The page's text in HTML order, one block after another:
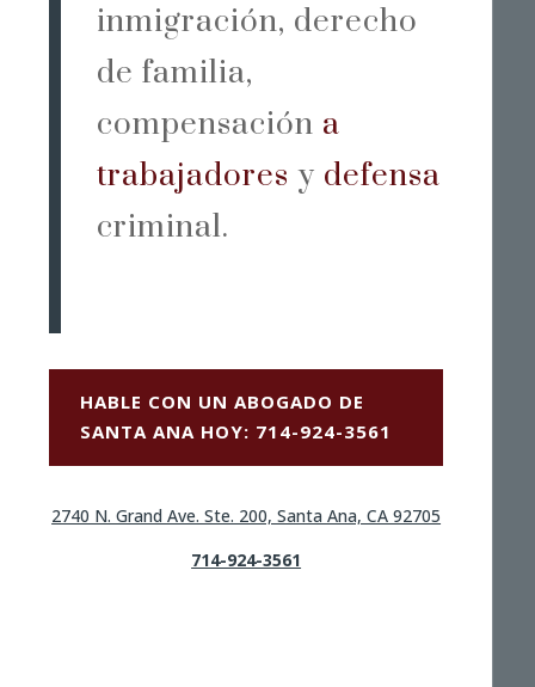
inmigración, derecho
de familia,
compensación a
trabajadores y defensa
criminal.
HABLE CON UN ABOGADO DE
SANTA ANA HOY: 714-924-3561
2740 N. Grand Ave. Ste. 200, Santa Ana, CA 92705
714-924-3561